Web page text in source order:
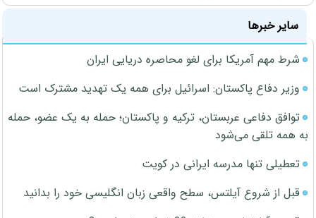
سایر خبرها
شرط مهم آمریکا برای لغو محاصره دریایی ایران
وزیر دفاع پاکستان: اسرائیل برای همه یک تهدید مشترک است
توافق دفاعی عربستان، ترکیه و پاکستان؛ حمله به یک عضو، حمله
به همه تلقی می‌شود
تعطیلی تنها مدرسه ایرانی در کویت
قبل از شروع آیلتس، سطح واقعی زبان انگلیسی خود را بدانید